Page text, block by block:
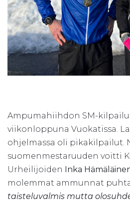
Ampumahiihdon SM-
viikonloppuna Vuokatissa.
ohjelmassa oli pikakilpailut.
suomenmestaruuden voitti
Urheilijoiden Inka
molemmat ammunnat
taisteluvalmis mutta